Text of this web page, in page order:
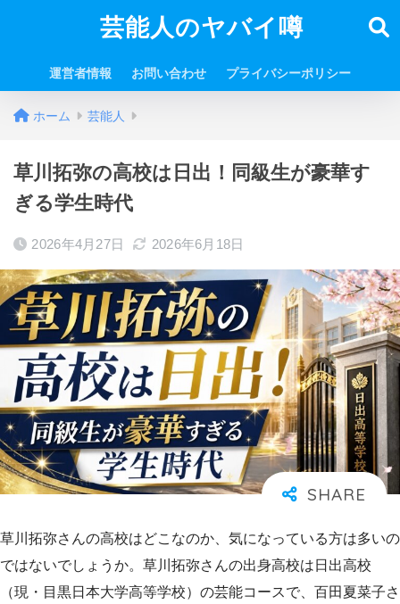
芸能人のヤバイ噂
運営者情報 お問い合わせ プライバシーポリシー
ホーム 芸能人
草川拓弥の高校は日出！同級生が豪華す
ぎる学生時代
2026年4月27日 2026年6月18日
草川拓弥さんの高校はどこなのか、気になっている方は多いの
ではないでしょうか。草川拓弥さんの出身高校は日出高校
（現・目黒日本大学高等学校）の芸能コースで、百田夏菜子さ